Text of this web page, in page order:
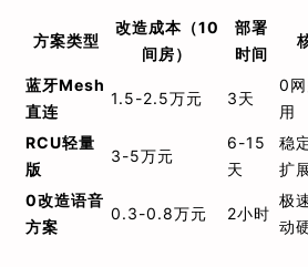
方案类型
改造成本（10
间房）
部署
时间
蓝牙Mesh
直连
1.5-2.5万元 3天
0
用
RCU轻量
版
3-5万元
6-15
天
稳
扩
0改造语音
方案
0.3-0.8万元 2小时
极
动